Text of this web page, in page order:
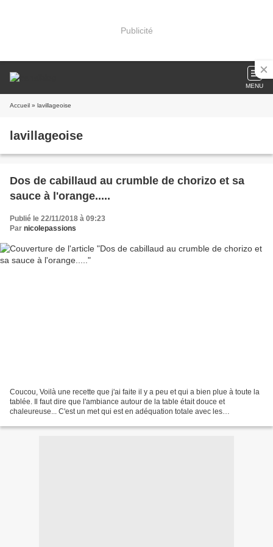
Publicité
MENU
Accueil » lavillageoise
lavillageoise
Dos de cabillaud au crumble de chorizo et sa
sauce à l'orange.....
Publié le 22/11/2018 à 09:23
Par nicolepassions
Coucou, Voilà une recette que j'ai faite il y a peu et qui a bien plue à toute la
tablée. Il faut dire que l'ambiance autour de la table était douce et
chaleureuse... C'est un met qui est en adéquation totale avec les